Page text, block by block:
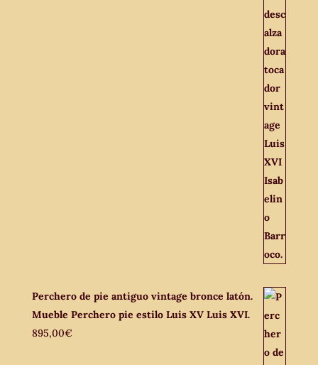
Perchero de pie antiguo vintage bronce latón.
Mueble Perchero pie estilo Luis XV Luis XVI.
895,00€